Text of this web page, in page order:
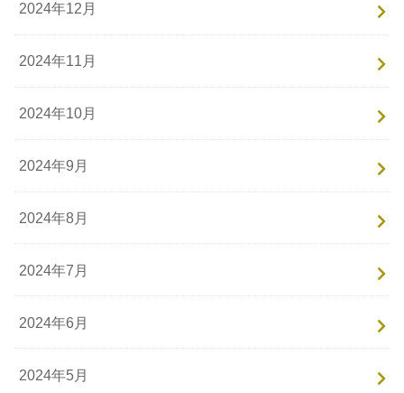
2024年12月
2024年11月
2024年10月
2024年9月
2024年8月
2024年7月
2024年6月
2024年5月